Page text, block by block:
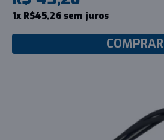
1x R$45,26 sem juros
COMPRAR